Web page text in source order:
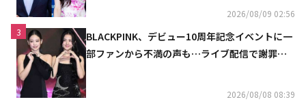
2026/08/09 02:56
3
BLACKPINK、デビュー10周年記念イベントに一
部ファンから不満の声も…ライブ配信で謝罪
2026/08/08 08:39